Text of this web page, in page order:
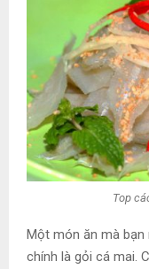
Top
Một món ăn mà bạn
chính là gỏi cá mai.